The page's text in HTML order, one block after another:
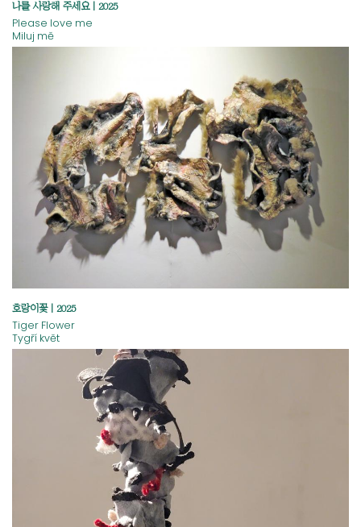
나를 사랑해 주세요 | 2025
Please love me
Miluj mě
호랑이꽃 | 2025
Tiger Flower
Tygří květ